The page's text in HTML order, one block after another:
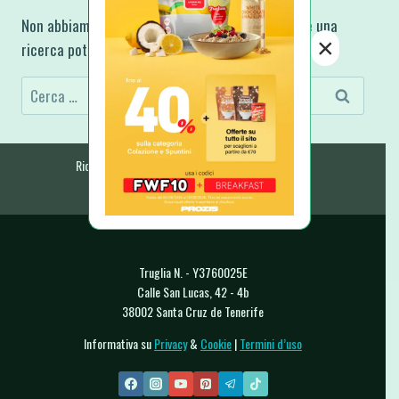
Non abbiamo trovato ciò che stai cercando, forse una
ricerca potrebbe aiutarti.
Ricerca
per:
Ricette Fit e Light Ricette A-Z
E-Book & Libri
Raccolte & Guide
Chi Sono Contatti
Truglia N. - Y3760025E
Calle San Lucas, 42 - 4b
38002 Santa Cruz de Tenerife
Informativa suPrivacy& Cookie|Termini d’uso
×